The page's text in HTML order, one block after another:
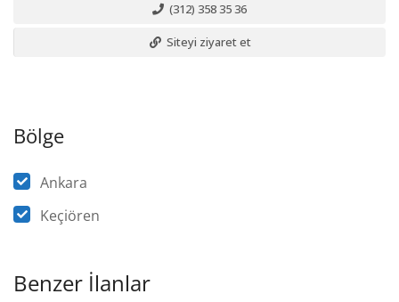
(312) 358 35 36
Siteyi ziyaret et
Bölge
Ankara
Keçiören
Benzer İlanlar